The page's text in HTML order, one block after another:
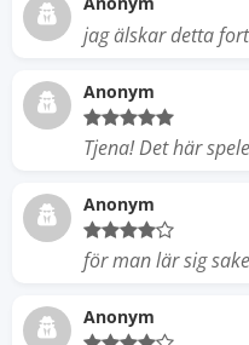
jag älskar detta
Anonym
Tjena! Det här
Anonym
för man lär sig
Anonym